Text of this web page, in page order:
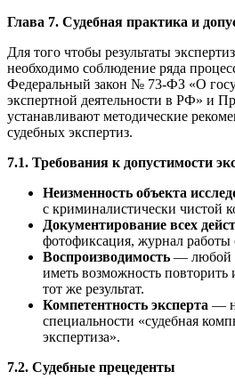
Глава 7. Судебная практика и
Для того чтобы результаты
необходимо соблюдение ряда
Федеральный закон № 73-ФЗ «О
экспертной деятельности в РФ» и
устанавливают методические
судебных экспертиз.
7.1. Требования к допустимости
Неизменность объекта
с криминалистически чистой
Документирование всех
фотофиксация, журнал работы
Воспроизводимость — любой
иметь возможность повторить
тот же результат.
Компетентность эксперта —
специальности «судебная
экспертиза».
7.2. Судебные прецеденты